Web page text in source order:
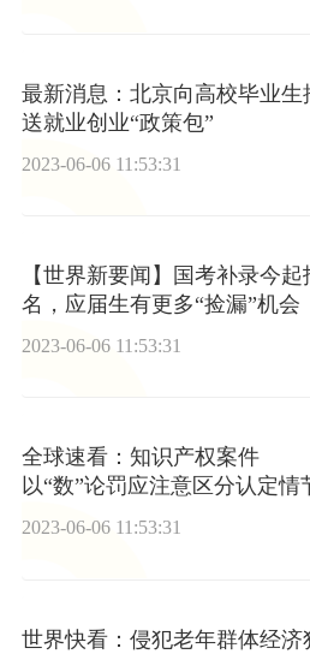
最新消息：北京向高校毕业生
送就业创业“政策包”
2023-06-06 11:53:31
【世界新要闻】国考补录今起
名，应届生有更多“捡漏”机会
2023-06-06 11:53:31
全球速看：知识产权案件
以“数”论罚应注意区分认定情
2023-06-06 11:53:31
世界快看：侵犯老年群体经济